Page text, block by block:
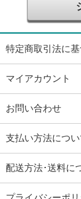
特定商取引法に基
マイアカウント
お問い合わせ
支払い方法につい
配送方法･送料に